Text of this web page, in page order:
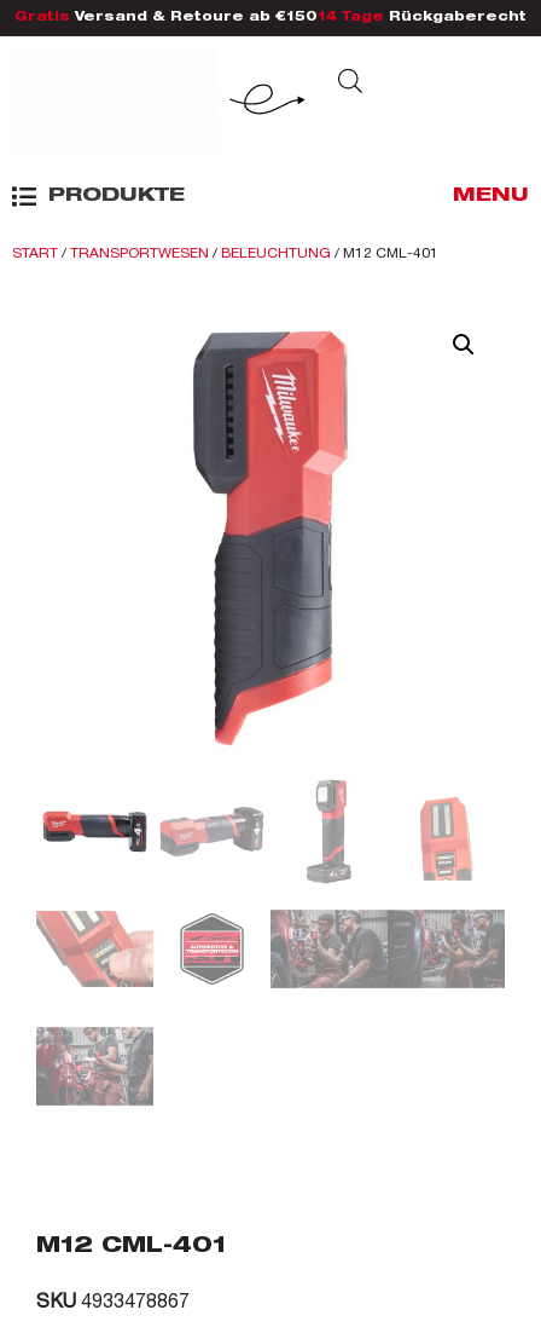
Gratis Versand & Retoure ab €150 14 Tage Rückgaberecht
PRODUKTE MENU
START / TRANSPORTWESEN / BELEUCHTUNG / M12 CML-401
M12 CML-401
SKU 4933478867